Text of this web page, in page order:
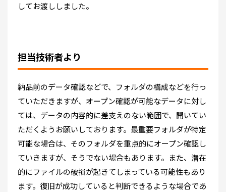
してお渡ししました。
担当技術者より
納品前のデータ確認などで、フォルダの構成などを行っ
ていただきますが、オープン確認が可能なデータに対し
ては、データの内容的に差支えのない範囲で、開いてい
ただくようお願いしております。最重要フォルダが特定
可能な場合は、そのフォルダを重点的にオープン確認し
ていきますが、そうでない場合もあります。また、潜在
的にファイルの破損が起きてしまっている可能性もあり
ます。復旧が成功していると判断できるような場合であ